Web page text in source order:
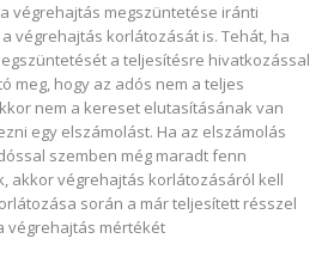
végrehajtás megszüntetése iránti
végrehajtás korlátozását is. Tehát, ha
a teljesítésre hivatkozással
meg, hogy az adós nem a teljes
nem a kereset elutasításának van
egy elszámolást. Ha az elszámolás
szemben még maradt fenn
akkor végrehajtás korlátozásáról kell
során a már teljesített résszel
végrehajtás mértékét